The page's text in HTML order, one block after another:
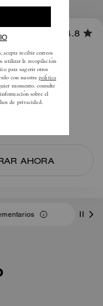
4.8
de hacer tu
AHORA